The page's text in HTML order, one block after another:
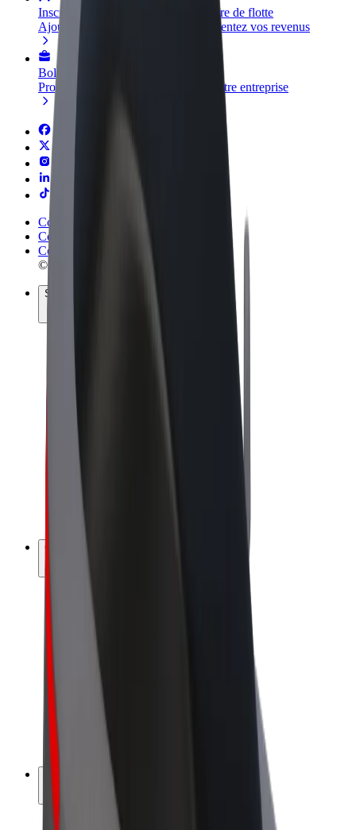
Inscrivez-vous en tant que propriétaire de flotte
Ajoutez votre flotte sur Bolt et augmentez vos revenus
Bolt for Business
Produits et services Bolt adaptés à votre entreprise
Conditions générales
Confidentialité
Cookies
© 2026 Bolt Technology OÜ
Services
Bolt Market
Bolt Food
Bolt for Business
Bolt Plus
Générez des revenus avec Bolt
Revenus du chauffeur
Revenus du livreur
Commerçants Bolt Food
Franchise
Rejoignez-nous